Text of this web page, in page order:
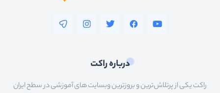
درباره راکت
راکت یکی از پرتلاش‌ترین و بروزترین وبسایت های آموزشی در سطح ایران